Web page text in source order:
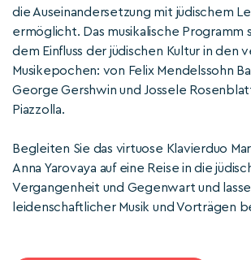
die Auseinandersetzung mit jüdischem
ermöglicht. Das musikalische Programm
dem Einfluss der jüdischen Kultur in den
Musikepochen: von Felix Mendelssohn
George Gershwin und Jossele
Piazzolla.
Begleiten Sie das virtuose Klavierduo
Anna Yarovaya auf eine Reise in die
Vergangenheit und Gegenwart und
leidenschaftlicher Musik und Vorträgen